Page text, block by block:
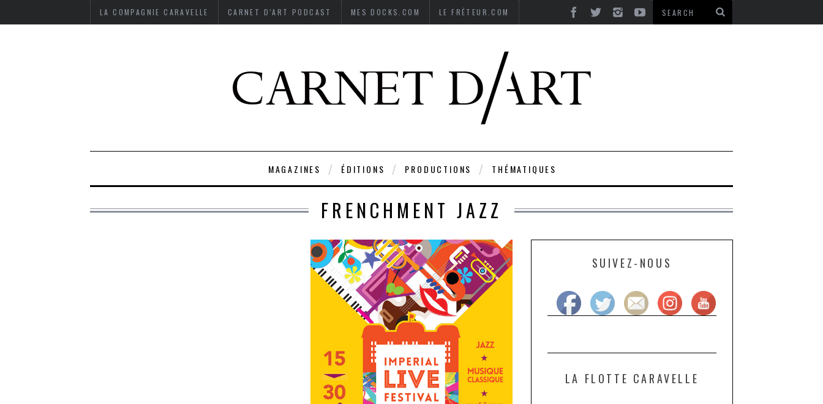
LA COMPAGNIE CARAVELLE CARNET D’ART PODCAST MES DOCKS.COM LE FRÉTEUR.COM
MAGAZINES ÉDITIONS PRODUCTIONS THÉMATIQUES
FRENCHMENT JAZZ
SUIVEZ-NOUS
LA FLOTTE CARAVELLE